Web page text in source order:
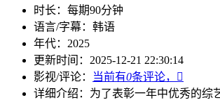
时长： 每期90分钟
语言/字幕： 韩语
年代： 2025
更新时间： 2025-12-21 22:30:14
影视/评论：
当前有0条评论，

详细介绍： 为了表彰一年中优秀的综